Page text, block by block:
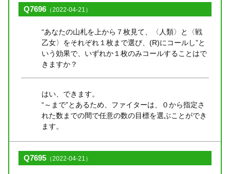
Q7696 （2022-04-21）
“あなたの山札を上から７枚見て、〈人類〉と〈戦
乙女〉をそれぞれ１枚まで選び、(R)にコールし”と
いう効果で、いずれか１枚のみコールすることはで
きますか？
はい、できます。
“～まで”とあるため、ファイターは、０から指定さ
れた数までの間で任意の数の目標を選ぶことができ
ます。
Q7695 （2022-04-21）